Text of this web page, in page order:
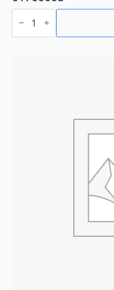
01760008
adet